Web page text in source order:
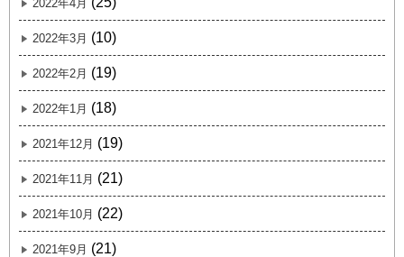
2022年4月
2022年3月 (10)
2022年2月 (19)
2022年1月 (18)
2021年12月 (19)
2021年11月 (21)
2021年10月 (22)
2021年9月 (21)